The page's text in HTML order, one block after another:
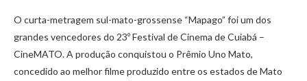
O curta-metragem sul-mato-grossense “Mapago” foi um dos
grandes vencedores do 23º Festival de Cinema de Cuiabá –
CineMATO. A produção conquistou o Prêmio Uno Mato,
concedido ao melhor filme produzido entre os estados de Mato